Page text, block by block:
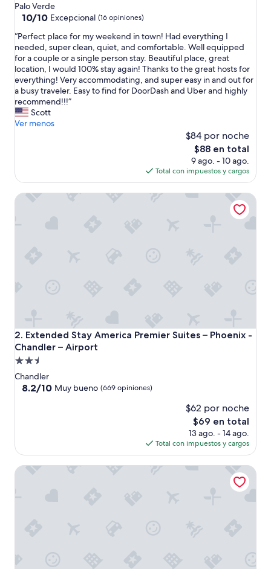
Palo Verde
10.0
10,
Excepcional,
(16
opiniones)
10/10 Excepcional (16 opiniones)
“
P
e
r
f
e
c
t
p
f
r
t
o
w
n
!
r
t
“Perfect place for my weekend in town! Had everything I
needed, super clean, quiet, and comfortable. Well equipped
for a couple or a single person stay. Beautiful place, great
location, I would 100% stay again! Thanks to the great hosts for
everything! Very accommodating, and super easy in and out for
a busy traveler. Easy to find for DoorDash and Uber and highly
recommend!!!”
Scott
Ver menos
$84 por noche
El
precio
actual
es
de
$88 en total
9 ago. - 10 ago.
Total con impuestos y cargos
2. Extended Stay America Premier Suites – Phoenix -
Chandler – Airport
Extended Stay America Premier Suites – Phoenix -
Propiedad
de
2.5
Chandler
8.2
opiniones)
8.2/10 Muy bueno (669 opiniones)
$62 por noche
El
precio
actual
es
de
$69 en total
13 ago. - 14 ago.
Total con impuestos y cargos
Extended Stay America Premier Suites – Phoenix -
Hampton Inn & Suites Phoenix Chandler-Fashion Center